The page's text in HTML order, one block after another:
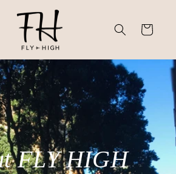
ー
FLY HIGH